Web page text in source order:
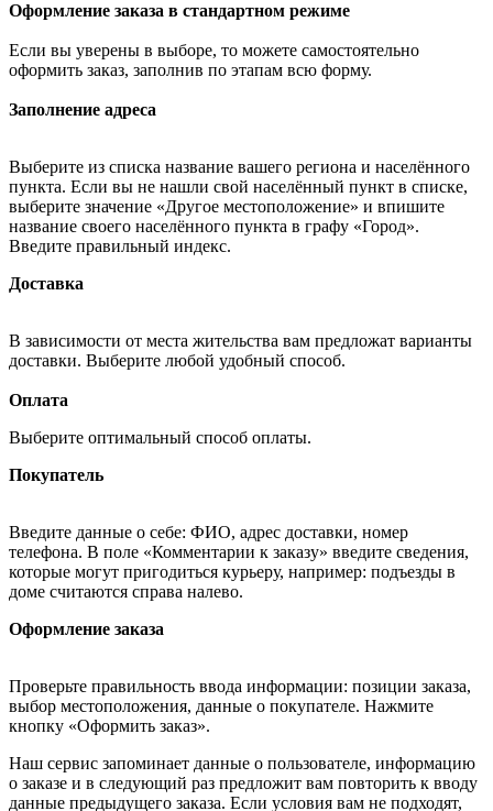
Оформление заказа в стандартном режиме
Если вы уверены в выборе, то можете самостоятельно
оформить заказ, заполнив по этапам всю форму.
Заполнение адреса
Выберите из списка название вашего региона и населённого
пункта. Если вы не нашли свой населённый пункт в списке,
выберите значение «Другое местоположение» и впишите
название своего населённого пункта в графу «Город».
Введите правильный индекс.
Доставка
В зависимости от места жительства вам предложат варианты
доставки. Выберите любой удобный способ.
Оплата
Выберите оптимальный способ оплаты.
Покупатель
Введите данные о себе: ФИО, адрес доставки, номер
телефона. В поле «Комментарии к заказу» введите сведения,
которые могут пригодиться курьеру, например: подъезды в
доме считаются справа налево.
Оформление заказа
Проверьте правильность ввода информации: позиции заказа,
выбор местоположения, данные о покупателе. Нажмите
кнопку «Оформить заказ».
Наш сервис запоминает данные о пользователе, информацию
о заказе и в следующий раз предложит вам повторить к вводу
данные предыдущего заказа. Если условия вам не подходят,